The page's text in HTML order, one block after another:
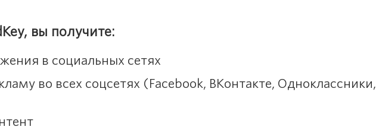
вы получите:
в социальных сетях
во всех соцсетях (Facebook, ВКонтакте,